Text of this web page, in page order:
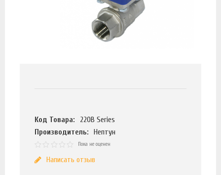
Код Товара:
220В Series
Производитель:
Нептун
Пока не оценен
Написать отзыв